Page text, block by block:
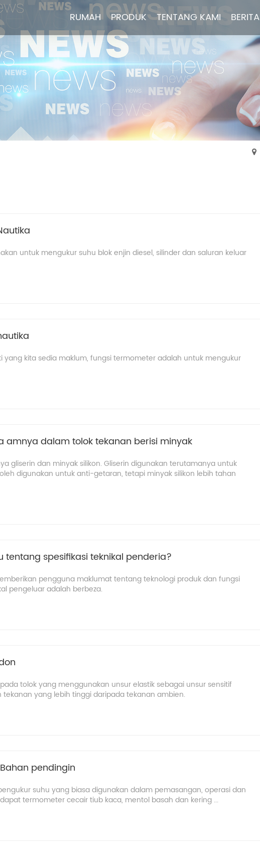
RUMAH PRODUK TENTANG KAMI BERITA
RUMAH PRODUK TENTANG KAMI BERITA
untuk mengukur suhu blok enjin diesel, silinder dan saluran keluar
yang kita sedia maklum, fungsi termometer adalah untuk mengukur
amnya dalam tolok tekanan berisi minyak
gliserin dan minyak silikon. Gliserin digunakan terutamanya untuk
digunakan untuk anti-getaran, tetapi minyak silikon lebih tahan
spesifikasi teknikal penderia?
pengguna maklumat tentang teknologi produk dan fungsi
pengeluar adalah berbeza.
tolok yang menggunakan unsur elastik sebagai unsur sensitif
yang lebih tinggi daripada tekanan ambien.
pendingin
suhu yang biasa digunakan dalam pemasangan, operasi dan
termometer cecair tiub kaca, mentol basah dan kering ...